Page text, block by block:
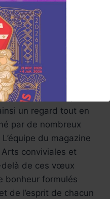
2026
propice à rêver..la
papilles de l’esprit
un regard tout en
par de nombreux
du magazine
conviviales et
delà de ces vœux
bonheur formulés
de l’esprit de chacun